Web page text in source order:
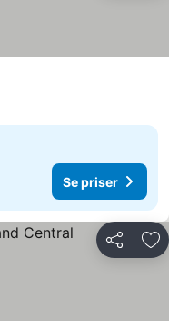
Se priser
Del